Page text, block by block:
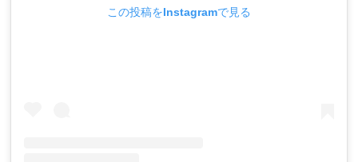
この投稿をInstagramで見る